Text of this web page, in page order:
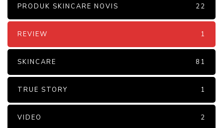
PRODUK SKINCARE NOVIS 22
REVIEW 1
SKINCARE 81
TRUE STORY 1
VIDEO 2